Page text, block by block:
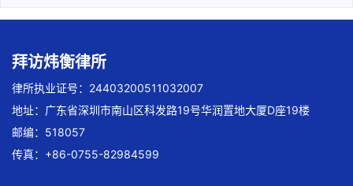
拜访炜衡律所
律所执业证号：24403200511032007
地址：广东省深圳市南山区科发路19号华润置地大厦D座19楼
邮编：518057
传真：+86-0755-82984599